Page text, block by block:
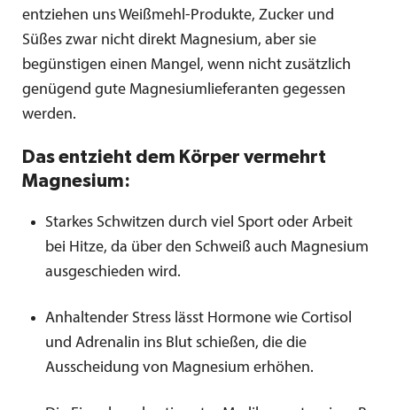
entziehen uns Weißmehl-Produkte, Zucker und
Süßes zwar nicht direkt Magnesium, aber sie
begünstigen einen Mangel, wenn nicht zusätzlich
genügend gute Magnesiumlieferanten gegessen
werden.
Das entzieht dem Körper vermehrt
Magnesium:
Starkes Schwitzen durch viel Sport oder Arbeit
bei Hitze, da über den Schweiß auch Magnesium
ausgeschieden wird.
Anhaltender Stress lässt Hormone wie Cortisol
und Adrenalin ins Blut schießen, die die
Ausscheidung von Magnesium erhöhen.